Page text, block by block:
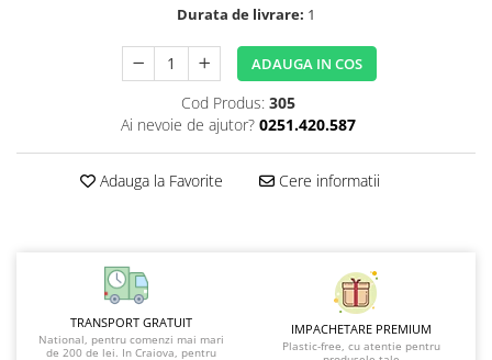
Durata de livrare: 1
ADAUGA IN COS
Cod Produs: 305
Ai nevoie de ajutor? 0251.420.587
Adauga la Favorite Cere informatii
TRANSPORT GRATUIT
National, pentru comenzi mai mari
de 200 de lei. In Craiova, pentru
IMPACHETARE PREMIUM
Plastic-free, cu atentie pentru